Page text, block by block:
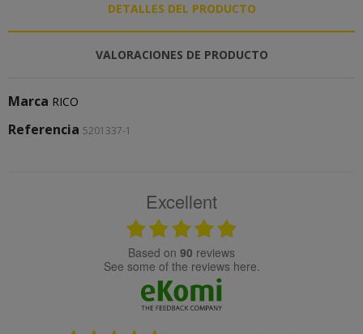
DETALLES DEL PRODUCTO
VALORACIONES DE PRODUCTO
Marca RICO
Referencia 5201337-1
Excellent
based on 90 reviews
see some of the reviews here.